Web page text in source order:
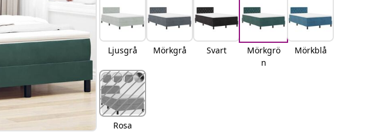
Ljusgrå Mörkgrå Svart
Mörkgrö
n
Mörkblå
Rosa